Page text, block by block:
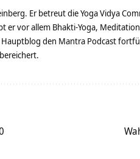
Er betreut die Yoga Vidya
er vor allem Bhakti-Yoga,
Hauptblog den Mantra Podcast